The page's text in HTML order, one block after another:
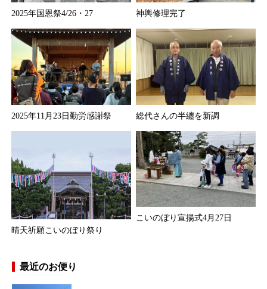
2025年国恩祭4/26・27 神輿修理完了
2025年11月23日勤労感謝祭 総代さんの半纏を新調
晴天祈願こいのぼり祭り
こいのぼり宣揚式4月27日
最近のお便り